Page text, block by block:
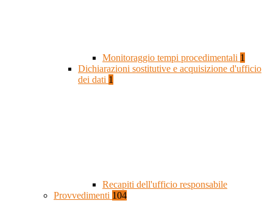
Monitoraggio tempi procedimentali 1
Dichiarazioni sostitutive e acquisizione d'ufficio
dei dati 1
Recapiti dell'ufficio responsabile
Provvedimenti 104